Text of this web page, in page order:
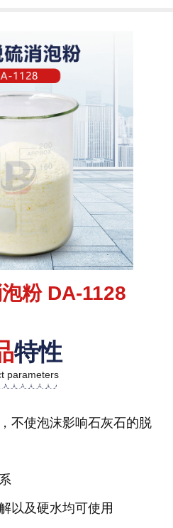
粉 DA-1128
特性
parameters
不使泡沫影响石灰石的脱
以及硬水均可使用